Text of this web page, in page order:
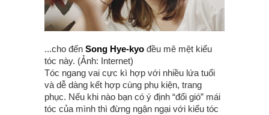
...cho đến Song Hye-kyo đều mê mệt kiểu
tóc này. (Ảnh: Internet)
Tóc ngang vai cực kì hợp với nhiều lứa tuổi
và dễ dàng kết hợp cùng phụ kiện, trang
phục. Nếu khi nào bạn có ý định “đổi gió” mái
tóc của mình thì đừng ngận ngại với kiểu tóc